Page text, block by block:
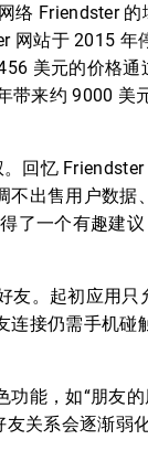
络 Friendster 的
网站于 2015 年
美元的价格通
带来约 9000 美
回忆
出售用户数据
了一个有趣建
友。起初应用只
连接仍需手机碰
能，如“朋友
关系会逐渐弱